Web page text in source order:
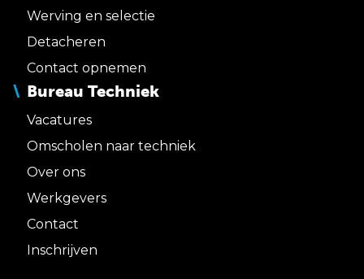
Werving en selectie
Detacheren
Contact opnemen
Bureau Techniek
Vacatures
Omscholen naar techniek
Over ons
Werkgevers
Contact
Inschrijven